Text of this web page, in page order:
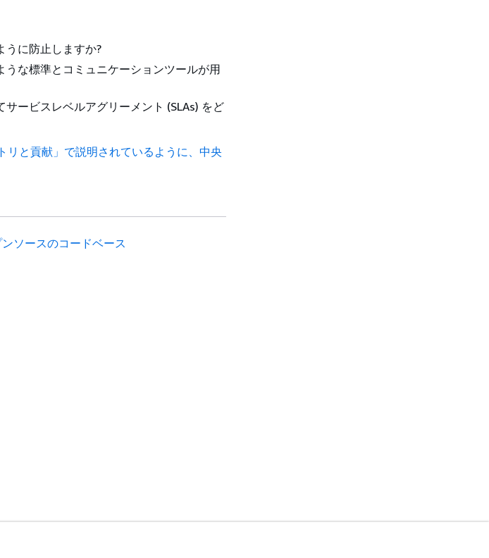
うに防止しますか?
な標準とコミュニケーションツールが用
ービスレベルアグリーメント (SLAs) をど
リと貢献」で説明されているように、中央
ソースのコードベース